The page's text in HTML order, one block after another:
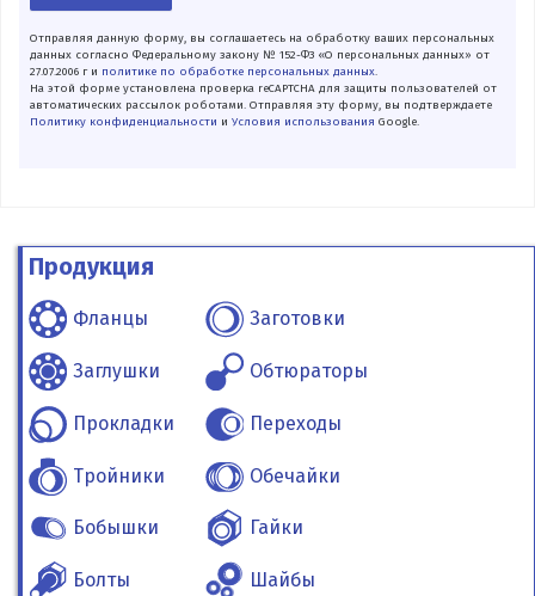
Отправляя данную форму, вы соглашаетесь на обработку ваших персональных
данных согласно Федеральному закону № 152-ФЗ «О персональных данных» от
27.07.2006 г и политике по обработке персональных данных.
На этой форме установлена проверка reCAPTCHA для защиты пользователей от
автоматических рассылок роботами. Отправляя эту форму, вы подтверждаете
Политику конфиденциальности и Условия использования Google.
Продукция
Фланцы Заготовки
Заглушки Обтюраторы
Прокладки Переходы
Тройники Обечайки
Бобышки Гайки
Болты Шайбы